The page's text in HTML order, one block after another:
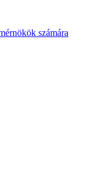
számára